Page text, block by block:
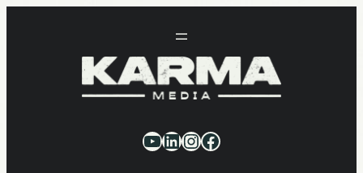
YouTube
LinkedIn
Instagram
Facebook